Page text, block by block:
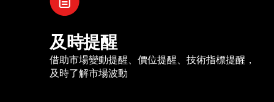
及時提醒
借助市場變動提醒、價位提醒、技術指標提醒，
及時了解市場波動